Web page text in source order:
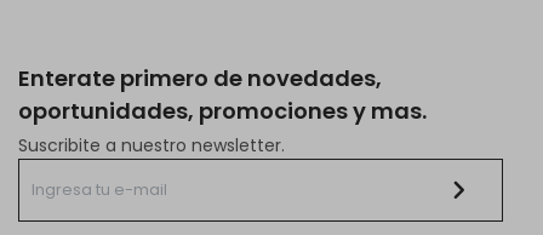
Enterate primero de novedades,
oportunidades, promociones y mas.
Suscribite a nuestro newsletter.